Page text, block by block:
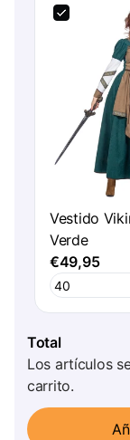
Vestido
Verde
€49,95
Total
Los artículos
carrito.